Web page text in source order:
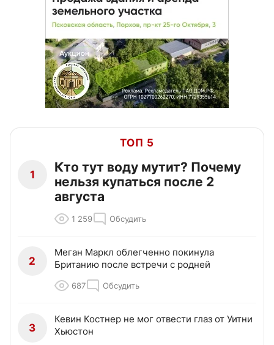
ТОП 5
1
Кто тут воду мутит? Почему
нельзя купаться после 2
августа
1 259 Обсудить
2
Меган Маркл облегченно покинула
Британию после встречи с родней
687 Обсудить
3
Кевин Костнер не мог отвести глаз от Уитни
Хьюстон